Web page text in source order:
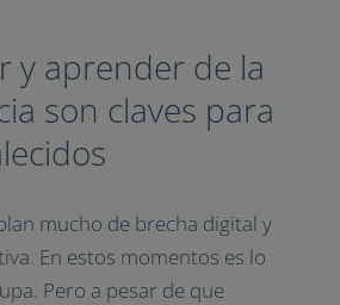
y aprender de la
son claves para
mucho de brecha digital y
En estos momentos es lo
Pero a pesar de que